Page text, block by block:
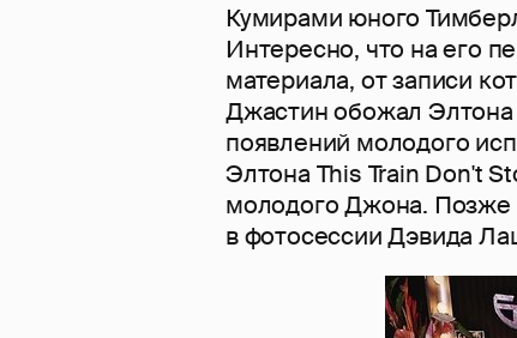
Кумирами юного
Интересно, что на его
материала, от записи
Джастин обожал
появлений молодого
Элтона This Train Don't
молодого Джона. Позже
в фотосессии Дэвида